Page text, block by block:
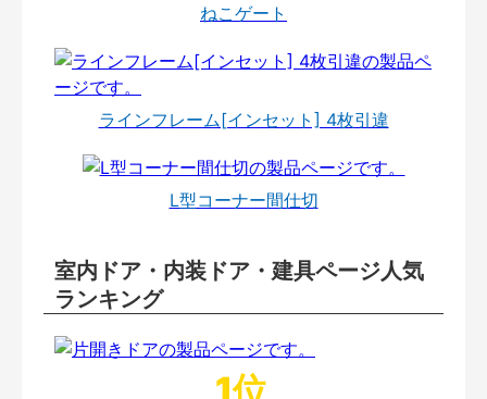
ねこゲート
ラインフレーム[インセット] 4枚引違
L型コーナー間仕切
室内ドア・内装ドア・建具ページ人気
ランキング